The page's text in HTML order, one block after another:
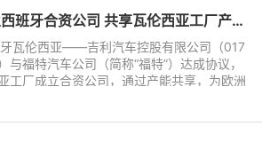
吉利汽车与福特成立西班牙合资公司 共享瓦伦西亚工厂产能进行本地化生产
瓦伦西亚——吉利汽车控股有限公司（017
与福特汽车公司（简称“福特”）达成协议，
工厂成立合资公司，通过产能共享，为欧洲